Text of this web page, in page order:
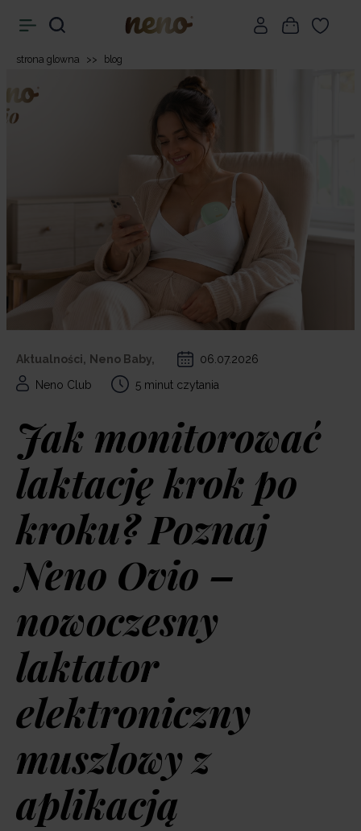
strona glowna >> blog
Aktualności, Neno Baby,
06.07.2026
Neno Club
5 minut czytania
Jak monitorować
laktację krok po
kroku? Poznaj
Neno Ovio –
nowoczesny
laktator
elektroniczny
muszlowy z
aplikacją